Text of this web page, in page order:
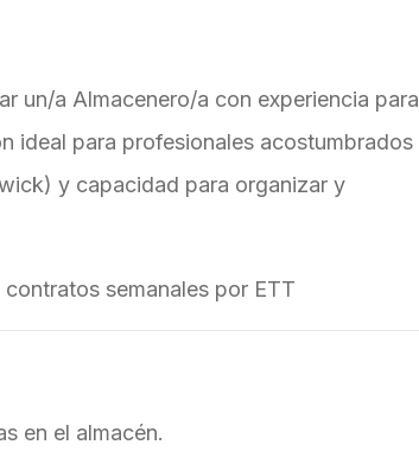
un/a Almacenero/a con experiencia para
ideal para profesionales acostumbrados
y capacidad para organizar y
semanales por ETT
en el almacén.